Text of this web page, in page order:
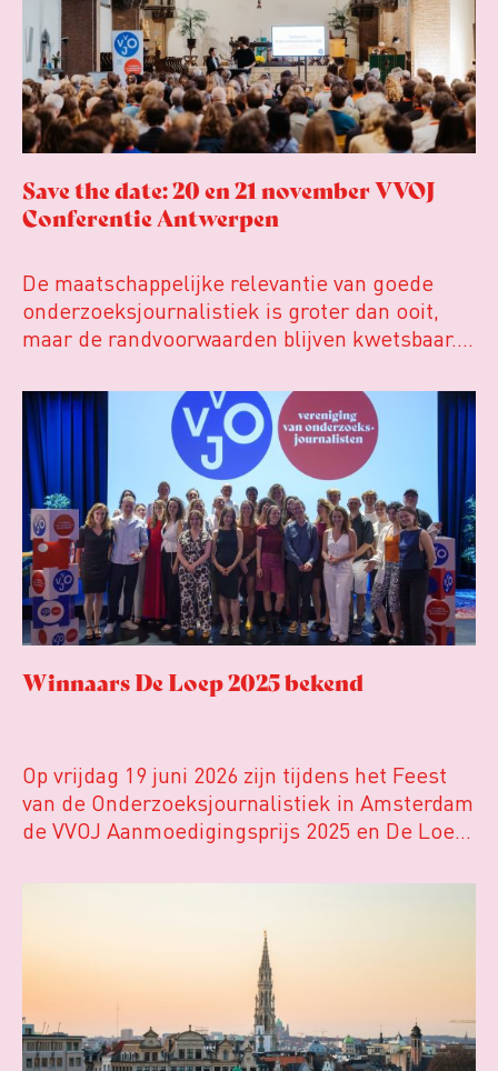
Niet de maker, maar de ontvanger
verandert op dit moment
Hoe blijft Onderzoeksjournalistiek relevant
in tijden van nieuwe verzuiling?
Hoe moet de journalistiek omgaan met een
steeds onverschilligere macht?
Save the date: 20 en 21 november VVOJ
Conferentie Antwerpen
De maatschappelijke relevantie van goede
onderzoeksjournalistiek is groter dan ooit,
maar de randvoorwaarden blijven kwetsbaar.
we in De ongemakkelijke werkelijkheid: een
eerlijke en urgente blik op de staat van ons
vak.
Winnaars De Loep 2025 bekend
Op vrijdag 19 juni 2026 zijn tijdens het Feest
van de Onderzoeksjournalistiek in Amsterdam
de VVOJ Aanmoedigingsprijs 2025 en De Loep
Vereniging van Onderzoeksjournalisten (VVOJ)
Nederland en Vlaanderen.